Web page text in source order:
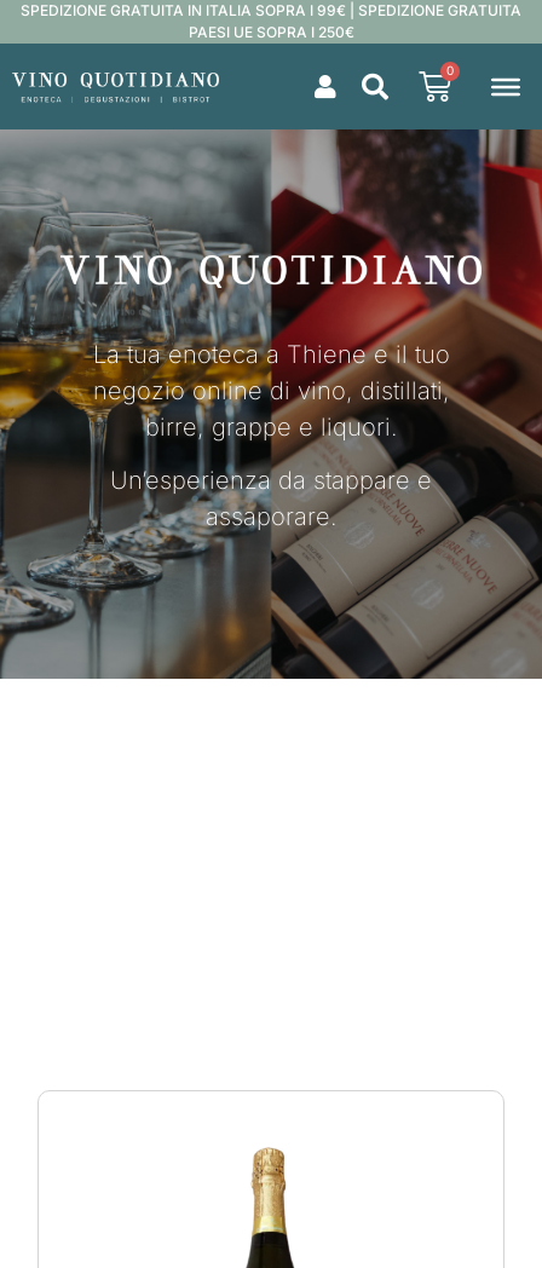
SPEDIZIONE GRATUITA IN ITALIA SOPRA I 99€ | SPEDIZIONE GRATUITA
PAESI UE SOPRA I 250€
0
La tua enoteca a Thiene e il tuo
negozio online di vino, distillati,
birre, grappe e liquori.
Un’esperienza da stappare e
assaporare.